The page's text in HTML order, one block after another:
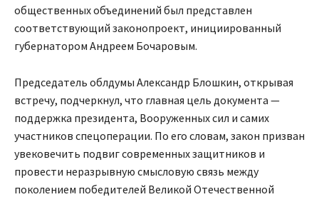
общественных объединений был представлен
соответствующий законопроект, инициированный
губернатором Андреем Бочаровым.
Председатель облдумы Александр Блошкин, открывая
встречу, подчеркнул, что главная цель документа —
поддержка президента, Вооруженных сил и самих
участников спецоперации. По его словам, закон призван
увековечить подвиг современных защитников и
провести неразрывную смысловую связь между
поколением победителей Великой Отечественной